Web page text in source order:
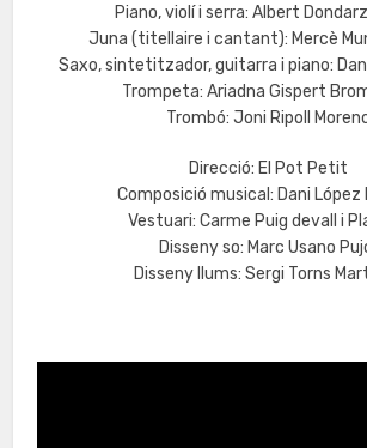
Piano, violí i serra: Albert
Juna (titellaire i cantant): Mercè
Saxo, sintetitzador, guitarra i piano:
Trompeta: Ariadna Gispert
Trombó: Joni Ripoll
Direcció: El Pot Petit
Composició musical: Dani López
Vestuari: Carme Puig devall i
Disseny so: Marc Usano
Disseny llums: Sergi Torns